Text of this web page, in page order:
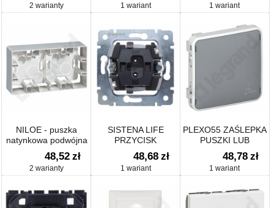
2 warianty 1 wariant 1 wariant
NILOE - puszka
natynkowa podwójna
48,52 zł
2 warianty
SISTENA LIFE
PRZYCISK
JEDNOBIEGUNOWY
10A-250V~
48,68 zł
1 wariant
PLEXO55 ZAŚLEPKA
PUSZKI LUB
UCHWYTU SZARA
48,78 zł
1 wariant